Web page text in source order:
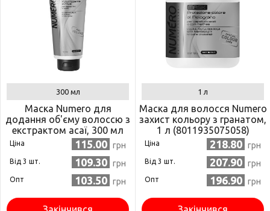
300 мл
Маска Numero для
додання об'єму волоссю з
екстрактом асаї, 300 мл
(8011935075515)
Ціна 115.00 грн
Від 3 шт. 109.30 грн
Опт 103.50 грн
1 л
Маска для волосся Numero
захист кольору з гранатом,
1 л (8011935075058)
Ціна 218.80 грн
Від 3 шт. 207.90 грн
Опт 196.90 грн